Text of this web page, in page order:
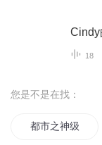
Cindy
18
您是不是在找：
都市之神级阅读